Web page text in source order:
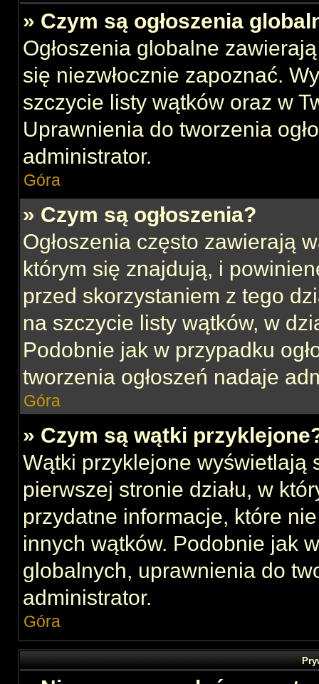
» Czym są ogłoszenia
Ogłoszenia globalne
się niezwłocznie zapoznać.
szczycie listy wątków oraz w
Uprawnienia do tworzenia
administrator.
Góra
» Czym są ogłoszenia?
Ogłoszenia często zawierają
którym się znajdują, i
przed skorzystaniem z tego
na szczycie listy wątków, w
Podobnie jak w przypadku
tworzenia ogłoszeń nadaje
Góra
» Czym są wątki
Wątki przyklejone wyświetlają
pierwszej stronie działu, w
przydatne informacje, które
innych wątków. Podobnie jak
globalnych, uprawnienia do
administrator.
Góra